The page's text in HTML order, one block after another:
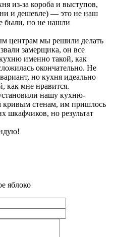
из-за короба и выступов,
и дешевле) — это не наш
были, но не нашли
центрам мы решили делать
замерщика, он все
именно такой, как
окончательно. Не
но кухня идеально
как мне нравится.
нашу кухню-
кривым стенам, им пришлось
шкафчиков, но результат
яблоко